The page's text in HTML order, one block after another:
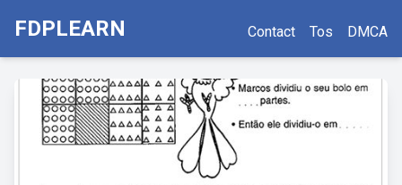
FDPLEARN Contact Tos DMCA